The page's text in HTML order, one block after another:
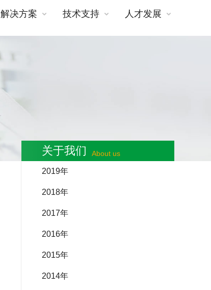
解决方案 技术支持 人才发展
关于我们 About us
2019年
2018年
2017年
2016年
2015年
2014年